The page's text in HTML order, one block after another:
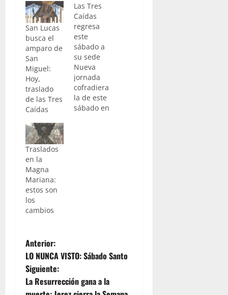
San Lucas
busca el
amparo de
San
Miguel:
Hoy,
traslado
de las Tres
Caídas
Las Tres
Caídas
regresa
este
sábado a
su sede
Nueva
jornada
cofradiera
la de este
sábado en
de
urgencia
acometido
en su
Traslados
en la
Magna
Mariana:
estos son
los
cambios
N
a
v
Anterior:
LO NUNCA VISTO: Sábado Santo
Siguiente:
La Resurrección gana a la